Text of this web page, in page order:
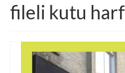
Hakkımızda
Hizmetlerimiz
1- Pleksi Tabela
fileli kutu harf